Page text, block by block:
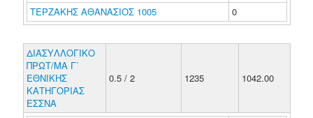
ΤΕΡΖΑΚΗΣ ΑΘΑΝΑΣΙΟΣ 1005
0
ΔΙΑΣΥΛΛΟΓΙΚΟ
ΠΡΩΤ/ΜΑ Γ΄
ΕΘΝΙΚΗΣ
ΚΑΤΗΓΟΡΙΑΣ
ΕΣΣΝΑ
0.5 / 2 1235 1042.00